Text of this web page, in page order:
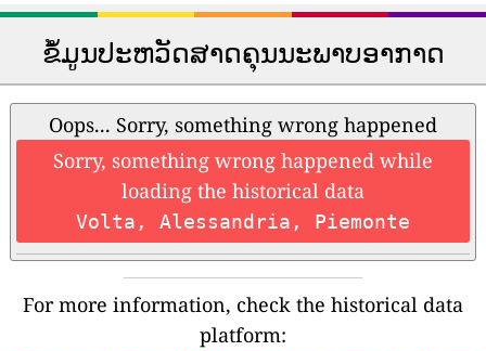
ຂໍ້ມູນປະຫວັດສາດຄຸນນະພາບອາກາດ
Oops... Sorry, something wrong happened
Sorry, something wrong happened while
loading the historical data
Volta, Alessandria, Piemonte
For more information, check the historical data
platform: